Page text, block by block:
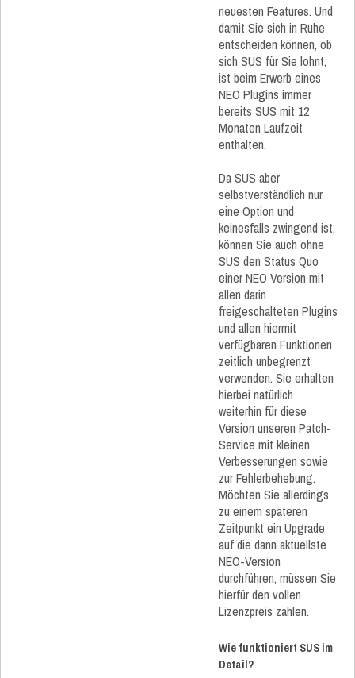
neuesten Features. Und
damit Sie sich in Ruhe
entscheiden können, ob
sich SUS für Sie lohnt,
ist beim Erwerb eines
NEO Plugins immer
bereits SUS mit 12
Monaten Laufzeit
enthalten.
Da SUS aber
selbstverständlich nur
eine Option und
keinesfalls zwingend ist,
können Sie auch ohne
SUS den Status Quo
einer NEO Version mit
allen darin
freigeschalteten Plugins
und allen hiermit
verfügbaren Funktionen
zeitlich unbegrenzt
verwenden. Sie erhalten
hierbei natürlich
weiterhin für diese
Version unseren Patch-
Service mit kleinen
Verbesserungen sowie
zur Fehlerbehebung.
Möchten Sie allerdings
zu einem späteren
Zeitpunkt ein Upgrade
auf die dann aktuellste
NEO-Version
durchführen, müssen Sie
hierfür den vollen
Lizenzpreis zahlen.
Wie funktioniert SUS im
Detail?